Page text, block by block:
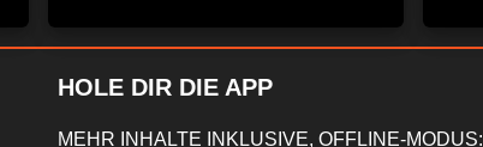
HOLE DIR DIE APP
MEHR INHALTE INKLUSIVE, OFFLINE-MODUS: